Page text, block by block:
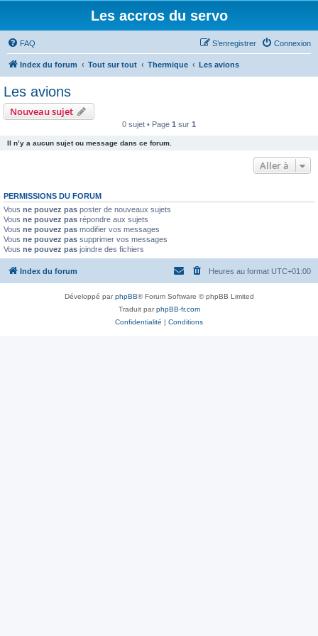
Les accros du servo
FAQ Connexion
S’enregistrer
Index du forum Tout sur tout Thermique Les avions
Les avions
Nouveau sujet
0 sujet • Page 1 sur 1
Il n’y a aucun sujet ou message dans ce forum.
Aller à
PERMISSIONS DU FORUM
Vous ne pouvez pas poster de nouveaux sujets
Vous ne pouvez pas répondre aux sujets
Vous ne pouvez pas modifier vos messages
Vous ne pouvez pas supprimer vos messages
Vous ne pouvez pas joindre des fichiers
Index du forum Heures au format UTC+01:00
Développé parphpBB® Forum Software © phpBB Limited
Traduit parphpBB-fr.com
Confidentialité | Conditions